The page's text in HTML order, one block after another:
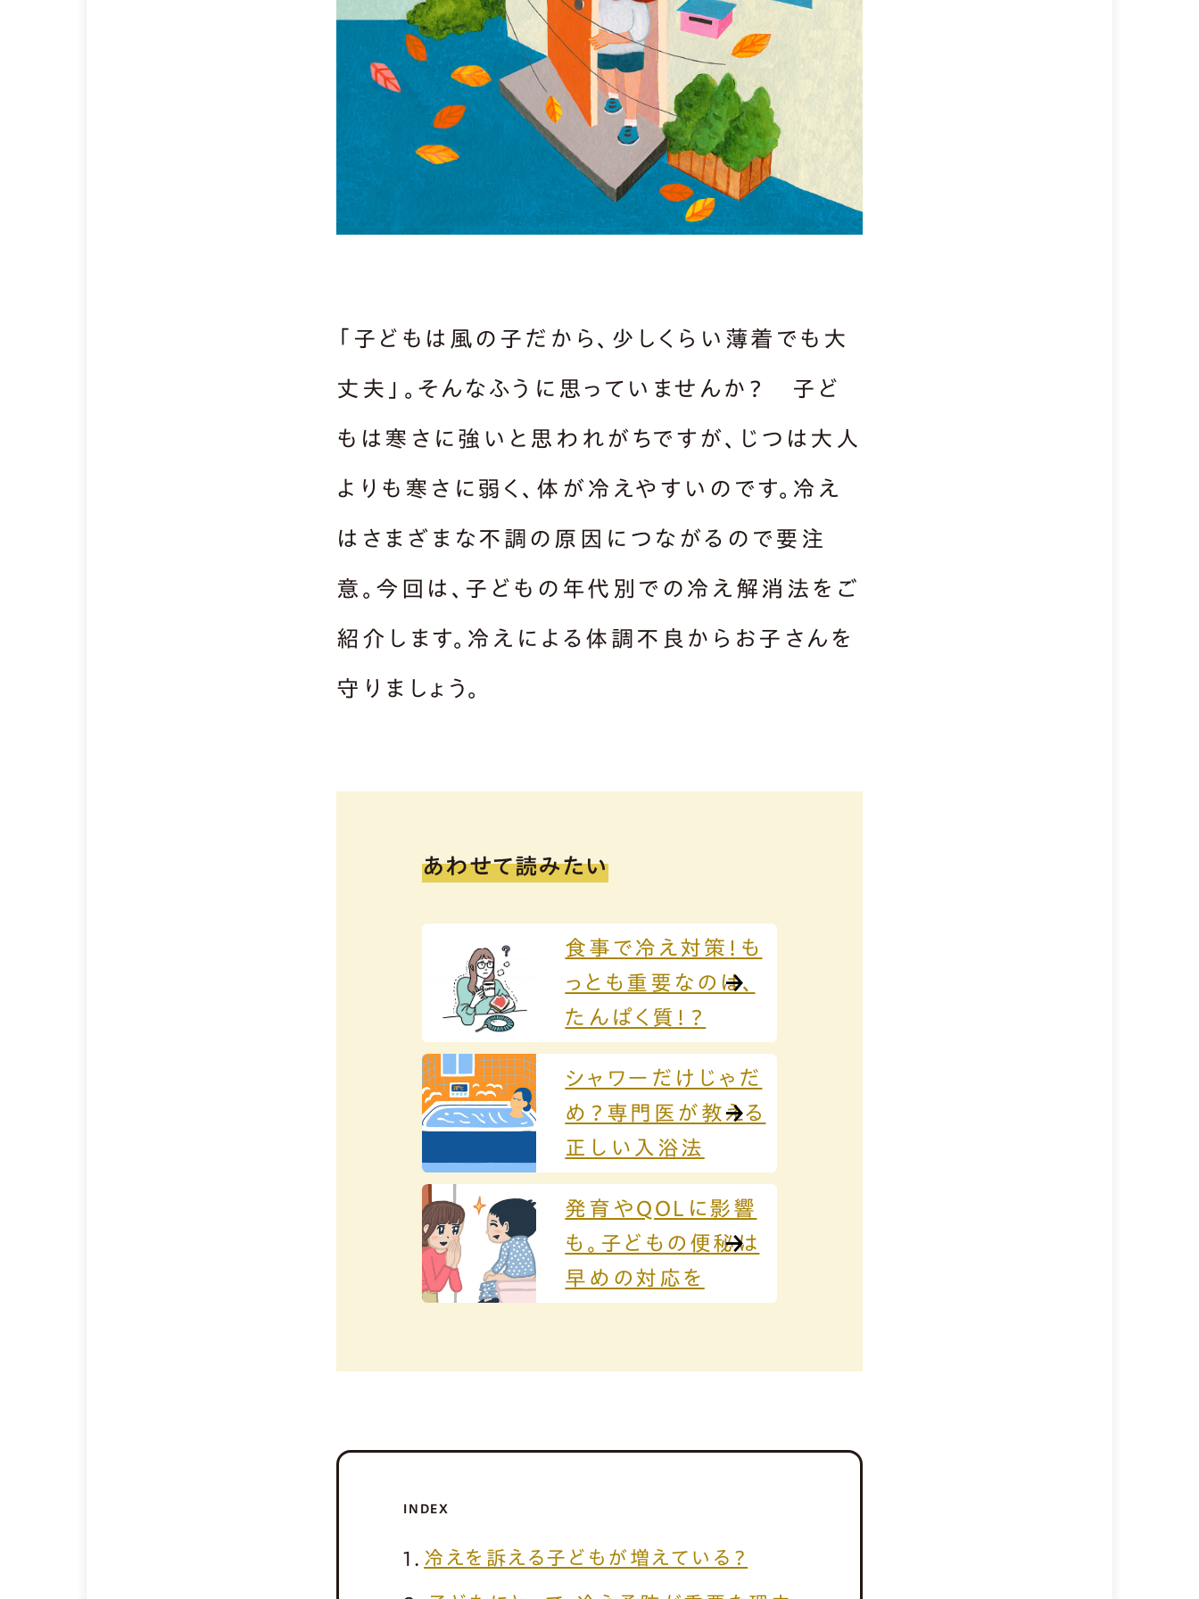
「子どもは風の子だから、少しくらい薄着でも大
丈夫」。そんなふうに思っていませんか？ 子ど
もは寒さに強いと思われがちですが、じつは大人
よりも寒さに弱く、体が冷えやすいのです。冷え
はさまざまな不調の原因につながるので要注
意。今回は、子どもの年代別での冷え解消法をご
紹介します。冷えによる体調不良からお子さんを
守りましょう。
あわせて読みたい
食事で冷え対策！も
っとも重要なのは、
たんぱく質！？
シャワーだけじゃだ
め？専門医が教える
正しい入浴法
発育やQOLに影響
も。子どもの便秘は
早めの対応を
INDEX
冷えを訴える子どもが増えている？